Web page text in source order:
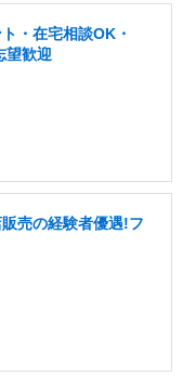
・在宅相談OK・
望歓迎
売の経験者優遇!フ